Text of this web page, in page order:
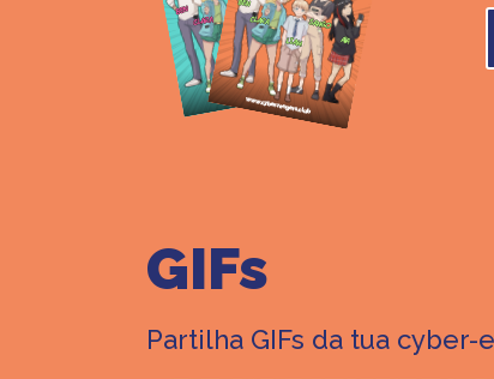
GIFs
Partilha GIFs da tua